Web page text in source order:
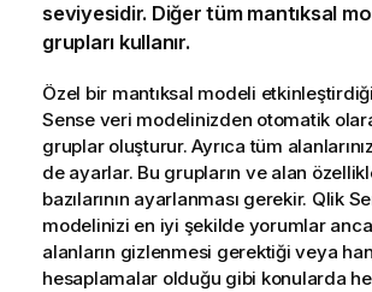
seviyesidir. Diğer tüm mantıksal
grupları kullanır.
Özel bir mantıksal modeli
Senseveri modelinizden otomatik
gruplar oluşturur. Ayrıca tüm
de ayarlar. Bu grupların ve alan
bazılarının ayarlanması gerekir. Qlik
modelinizi en iyi şekilde yorumlar
alanların gizlenmesi gerektiği veya
hesaplamalar olduğu gibi konularda